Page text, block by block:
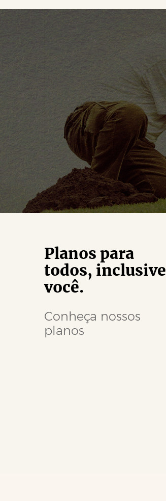
Planos para
todos, inclusive
você.
Conheça nossos
planos